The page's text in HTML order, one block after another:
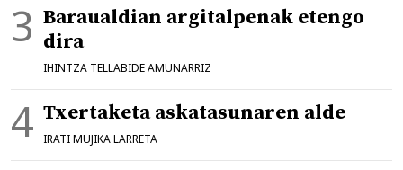
Baraualdian argitalpenak etengo
dira
IHINTZA TELLABIDE AMUNARRIZ
Txertaketa askatasunaren alde
IRATI MUJIKA LARRETA